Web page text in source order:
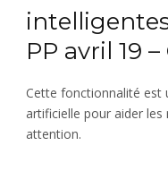
PP avril 19
Cette fonctionnalité est
artificielle pour aider
attention.